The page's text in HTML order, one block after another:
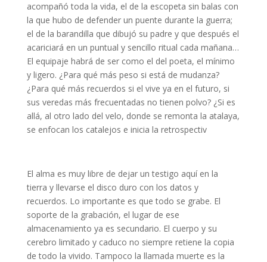
acompañó toda la vida, el de la escopeta sin balas con
la que hubo de defender un puente durante la guerra;
el de la barandilla que dibujó su padre y que después el
acariciará en un puntual y sencillo ritual cada mañana…
El equipaje habrá de ser como el del poeta, el mínimo
y ligero. ¿Para qué más peso si está de mudanza?
¿Para qué más recuerdos si el vive ya en el futuro, si
sus veredas más frecuentadas no tienen polvo? ¿Si es
allá, al otro lado del velo, donde se remonta la atalaya,
se enfocan los catalejos e inicia la retrospectiv
El alma es muy libre de dejar un testigo aquí en la
tierra y llevarse el disco duro con los datos y
recuerdos. Lo importante es que todo se grabe. El
soporte de la grabación, el lugar de ese
almacenamiento ya es secundario. El cuerpo y su
cerebro limitado y caduco no siempre retiene la copia
de todo la vivido. Tampoco la llamada muerte es la